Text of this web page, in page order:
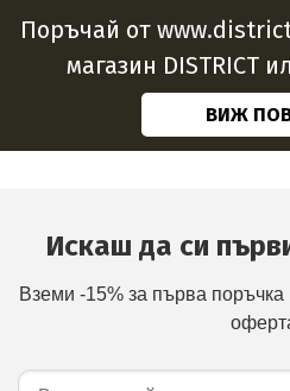
Поръчай от
магазин DISTRICT
ВИЖ
Искаш да си
Вземи -15% за първа поръчка